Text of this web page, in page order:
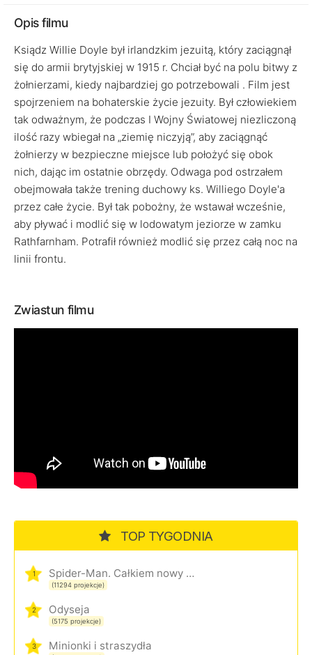
Opis filmu
Ksiądz Willie Doyle był irlandzkim jezuitą, który zaciągnął
się do armii brytyjskiej w 1915 r. Chciał być na polu bitwy z
żołnierzami, kiedy najbardziej go potrzebowali . Film jest
spojrzeniem na bohaterskie życie jezuity. Był człowiekiem
tak odważnym, że podczas I Wojny Światowej niezliczoną
ilość razy wbiegał na „ziemię niczyją”, aby zaciągnąć
żołnierzy w bezpieczne miejsce lub położyć się obok
nich, dając im ostatnie obrzędy. Odwaga pod ostrzałem
obejmowała także trening duchowy ks. Williego Doyle'a
przez całe życie. Był tak pobożny, że wstawał wcześnie,
aby pływać i modlić się w lodowatym jeziorze w zamku
Rathfarnham. Potrafił również modlić się przez całą noc na
linii frontu.
Zwiastun filmu
TOP TYGODNIA
1 Spider-Man. Całkiem nowy dzień
(11294 projekcje)
2 Odyseja
(5175 projekcje)
3 Minionki i straszydła